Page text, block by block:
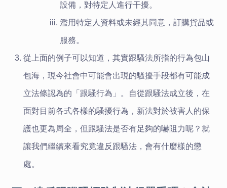
設備，對特定人進行干擾。
濫用特定人資料或未經其同意，訂購貨品或
服務。
從上面的例子可以知道，其實跟騷法所指的行為包山
包海，現今社會中可能會出現的騷擾手段都有可能成
立法條認為的「跟騷行為」。自從跟騷法成立後，在
面對目前各式各樣的騷擾行為，新法對於被害人的保
護也更為周全，但跟騷法是否有足夠的嚇阻力呢？就
讓我們繼續來看究竟違反跟騷法，會有什麼樣的懲
處。